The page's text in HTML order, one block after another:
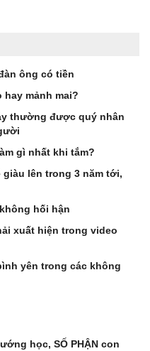
ông có tiền
mảnh mai?
thường được quý nhân
gì nhất khi tắm?
lên trong 3 năm tới,
hối hận
xuất hiện trong video
yên trong các không
học, SỐ PHẬN con